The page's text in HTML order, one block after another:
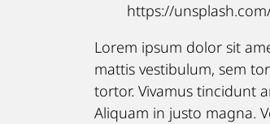
https://
Lorem ipsum dolor sit
mattis vestibulum, sem
tortor. Vivamus tincidunt
Aliquam in justo magna.